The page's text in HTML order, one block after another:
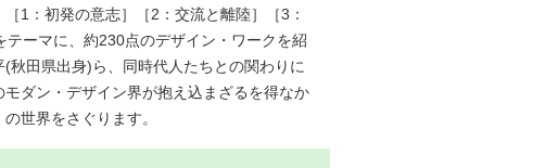
1：初発の意志］［2：交流と離陸］［3：
ーマに、約230点のデザイン・ワークを紹
秋田県出身)ら、同時代人たちとの関わりに
ダン・デザイン界が抱え込まざるを得なか
世界をさぐります。